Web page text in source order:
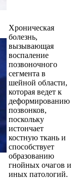
Хроническая
болезнь,
вызывающая
воспаление
позвоночного
сегмента в
шейной области,
которая ведет к
деформированию
позвонков,
поскольку
истончает
костную ткань и
способствует
образованию
гнойных очагов и
иных патологий.